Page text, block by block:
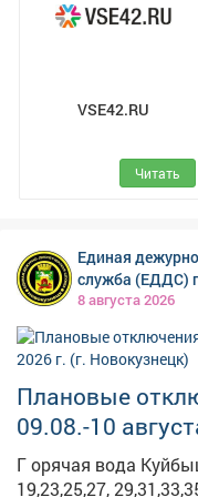
гимназия Центральный район: Пионерский,
VSE42.RU
Читать
Единая
служба (ЕДДС)
8 августа 2026
Плановые
09.08.-10
Г орячая вода Куйбышевский район: Садопарковая,
19,23,25,27,